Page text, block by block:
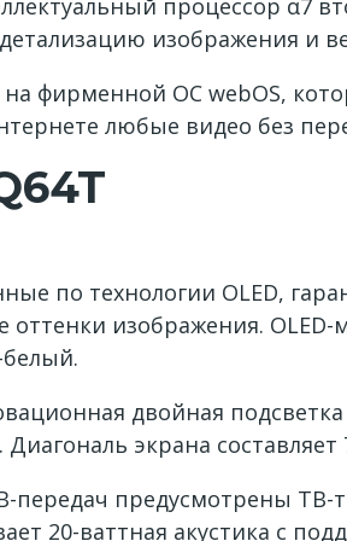
процессор α7
изображения и
фирменной ОС webOS,
любые видео без
по технологии OLED,
изображения.
двойная
экрана
предусмотрены ТВ-
20-ваттная акустика с